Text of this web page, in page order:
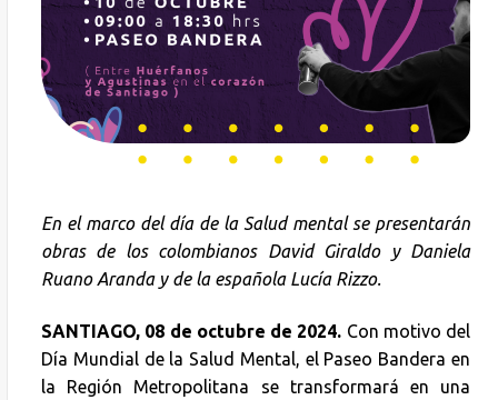
En el marco del día de la Salud mental se presentarán
obras de los colombianos David Giraldo y Daniela
Ruano Aranda y de la española Lucía Rizzo.
SANTIAGO, 08 de octubre de 2024. Con motivo del
Día Mundial de la Salud Mental, el Paseo Bandera en
la Región Metropolitana se transformará en una